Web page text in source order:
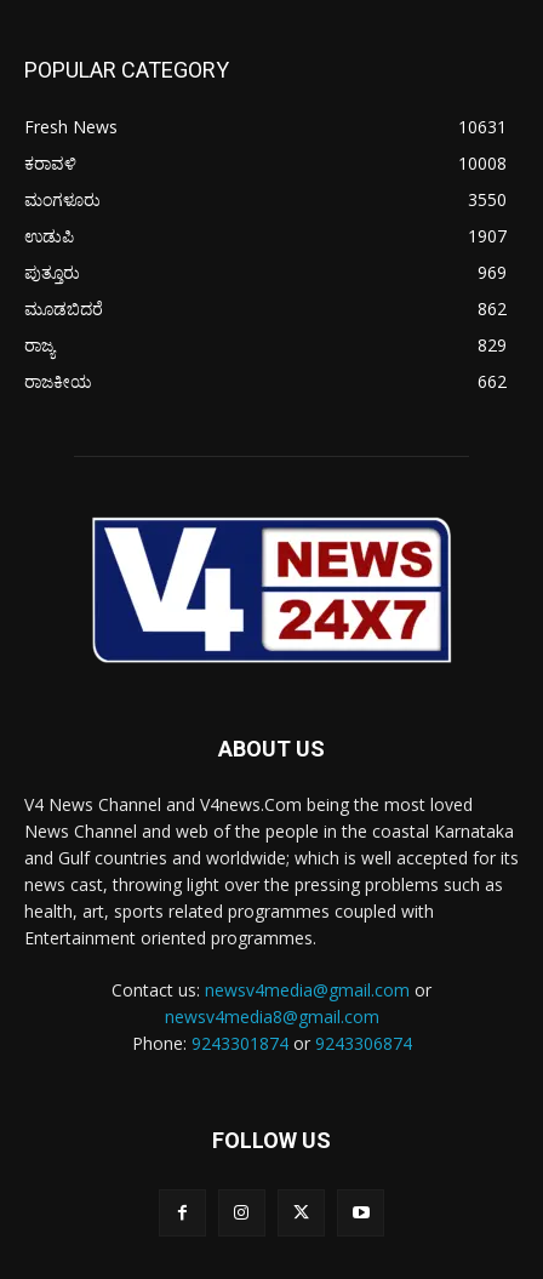
POPULAR CATEGORY
Fresh News
10631
ಕರಾವಳಿ
10008
ಮಂಗಳೂರು
3550
ಉಡುಪಿ
1907
ಪುತ್ತೂರು
969
ಮೂಡಬಿದರೆ
862
ರಾಜ್ಯ
829
ರಾಜಕೀಯ
662
ABOUT US
V4 News Channel and V4news.Com being the most loved
News Channel and web of the people in the coastal Karnataka
and Gulf countries and worldwide; which is well accepted for its
news cast, throwing light over the pressing problems such as
health, art, sports related programmes coupled with
Entertainment oriented programmes.
Contact us: newsv4media@gmail.com or
newsv4media8@gmail.com
Phone: 9243301874or 9243306874
FOLLOW US